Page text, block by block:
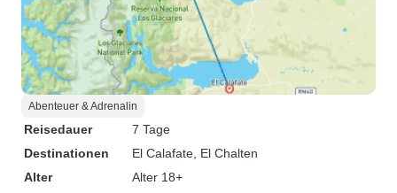
Abenteuer & Adrenalin
Reisedauer
7 Tage
Destinationen
El Calafate , El Chalten
Alter
Alter 18+